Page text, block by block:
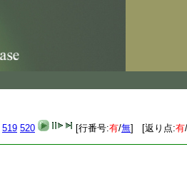
519 520 [行番号:有/無] [返り点:有/